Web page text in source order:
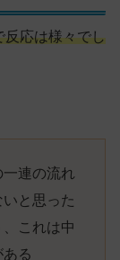
反応は様々でし
連の流れ
と思った
これは中
る